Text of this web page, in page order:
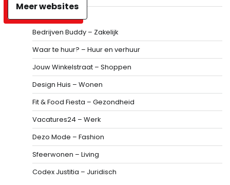
Meer websites
Bedrijven Buddy – Zakelijk
Waar te huur? – Huur en verhuur
Jouw Winkelstraat – Shoppen
Design Huis – Wonen
Fit & Food Fiesta – Gezondheid
Vacatures24 – Werk
Dezo Mode – Fashion
Sfeerwonen – Living
Codex Justitia – Juridisch